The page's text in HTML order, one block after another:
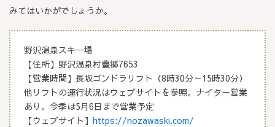
みてはいかがでしょうか。
野沢温泉スキー場
【住所】野沢温泉村豊郷7653
【営業時間】長坂ゴンドラリフト（8時30分～15時30分）
他リフトの運行状況はウェブサイトを参照。ナイター営業
あり。今季は5月6日まで営業予定
【ウェブサイト】 https://nozawaski.com/